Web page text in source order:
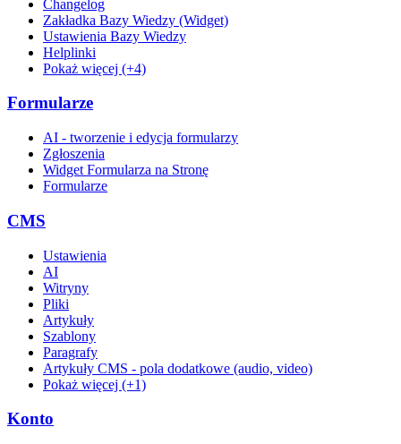
Changelog
Zakładka Bazy Wiedzy (Widget)
Ustawienia Bazy Wiedzy
Helplinki
Pokaż więcej (+4)
Formularze
AI - tworzenie i edycja formularzy
Zgłoszenia
Widget Formularza na Stronę
Formularze
CMS
Ustawienia
AI
Witryny
Pliki
Artykuły
Szablony
Paragrafy
Artykuły CMS - pola dodatkowe (audio, video)
Pokaż więcej (+1)
Konto